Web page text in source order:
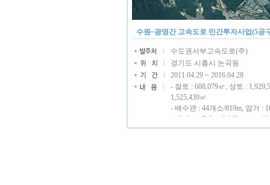
수원~광명간 고속도로 민간투자사업(5공
수도권서부고속도로(주)
경기도 시흥시 논곡동
2011.04.29 ~ 2016.04.28
- 절토 : 688,079㎥, 성토 :
1,525,439㎥
- 배수관 : 44개소/819m, 암거 :
- 장대교 : 5개소/1,112m, 소교
- JCT 2개소, 영업소 1개소